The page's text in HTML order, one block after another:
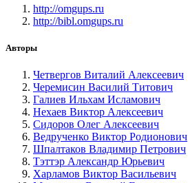
http://omgups.ru
http://bibl.omgups.ru
Авторы
Четвергов Виталий Алексеевич
Черемисин Василий Титович
Галиев Ильхам Исламович
Нехаев Виктор Алексеевич
Сидоров Олег Алексеевич
Ведрученко Виктор Родионович
Шпалтаков Владимир Петрович
Тэттэр Александр Юрьевич
Харламов Виктор Васильевич